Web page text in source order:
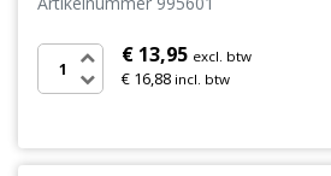
€ 13,95 excl. btw
€ 16,88 incl. btw